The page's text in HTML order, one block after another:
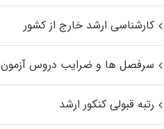
کارشناسی ارشد خارج از کشور
سرفصل ها و ضرایب دروس آزمون
رتبه قبولی کنکور ارشد